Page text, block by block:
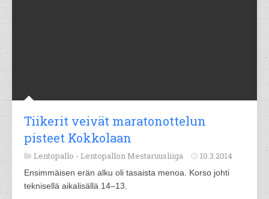
Tiikerit veivät maratonottelun
pisteet Kokkolaan
Lentopallo - Lentopallon Mestaruusliiga 10.3.2014
Ensimmäisen erän alku oli tasaista menoa. Korso johti
teknisellä aikalisällä 14–13.